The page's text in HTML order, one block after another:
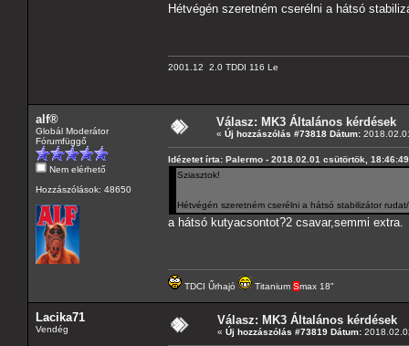
Hétvégén szeretném cserélni a hátsó
2001.12 2.0 TDDI 116 Le
alf®
Globál Moderátor
Fórumfüggő
Nem elérhető
Hozzászólások: 48650
Válasz: MK3 Általános kérdések
« Új hozzászólás #73818 Dátum:
Idézetet írta: Palermo - 2018.02.01 csütörtök, 18:46:49
Sziasztok!
Hétvégén szeretném cserélni a hátsó stabilizátor
a hátsó kutyacsontot?2 csavar,semmi extra.
TDCI Űrhajó Titanium Smax 18"
Lacika71
Vendég
Válasz: MK3 Általános kérdések
« Új hozzászólás #73819 Dátum: